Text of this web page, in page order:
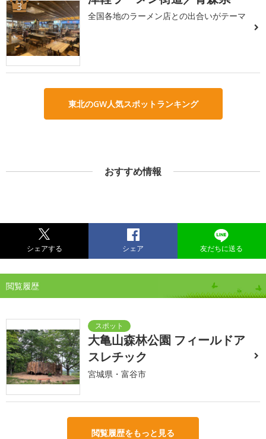
3
全国各地のラーメン店との出合いがテーマ
東北のGW人気スポットランキング
おすすめ情報
シェアする シェア 友だちに送る
閲覧履歴
大亀山森林公園 フィールドア
スレチック
宮城県・富谷市
閲覧履歴をもっと見る